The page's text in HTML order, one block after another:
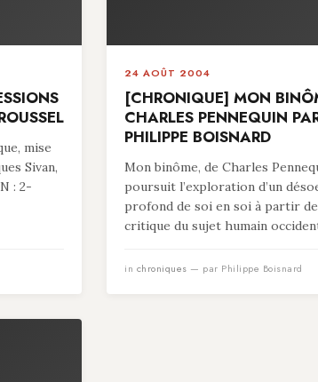
mise
Sivan,
: 2-
24 AOÛT 2004
[CHRONIQUE] MON
CHARLES PENNEQUIN
PHILIPPE BOISNARD
Mon binôme, de Charles
poursuit l’exploration d’un
profond de soi en soi à partir
critique du sujet humain
in chroniques — par Philippe Boisnard